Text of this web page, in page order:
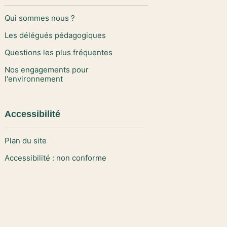
Qui sommes nous ?
Les délégués pédagogiques
Questions les plus fréquentes
Nos engagements pour
l'environnement
Accessibilité
Plan du site
Accessibilité : non conforme